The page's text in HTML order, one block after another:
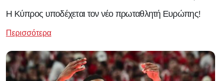
Η Κύπρος υποδέχεται τον νέο πρωταθλητή Ευρώπης!
Περισσότερα